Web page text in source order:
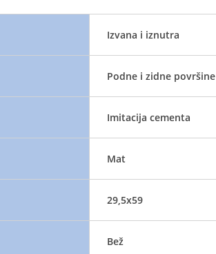
Izvana i iznutra
Podne i zidne površine
Imitacija cementa
Mat
29,5x59
Bež